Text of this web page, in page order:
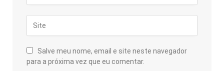
Salve meu nome, email e site neste navegador
para a próxima vez que eu comentar.